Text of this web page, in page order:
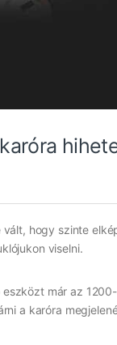
hogy szinte
viselni.
már az
a karóra